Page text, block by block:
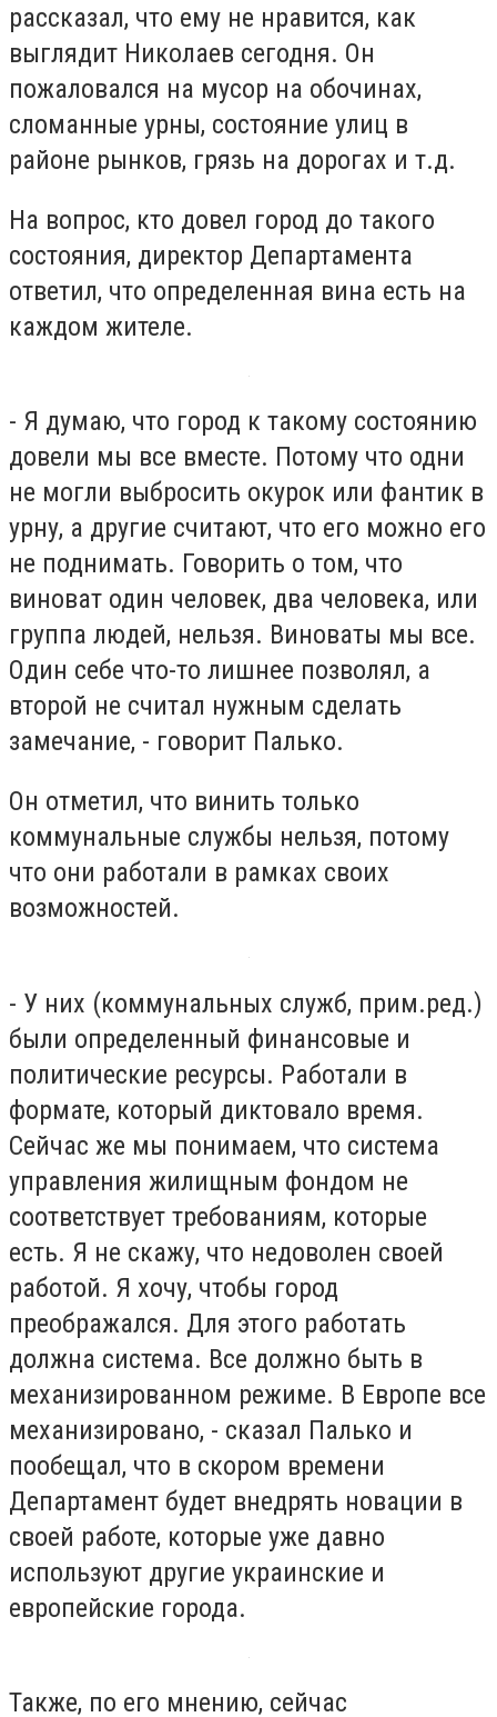
рассказал, что ему не нравится, как
выглядит Николаев сегодня. Он
пожаловался на мусор на обочинах,
сломанные урны, состояние улиц в
районе рынков, грязь на дорогах и т.д.
На вопрос, кто довел город до такого
состояния, директор Департамента
ответил, что определенная вина есть на
каждом жителе.
- Я думаю, что город к такому состоянию
довели мы все вместе. Потому что одни
не могли выбросить окурок или фантик в
урну, а другие считают, что его можно его
не поднимать. Говорить о том, что
виноват один человек, два человека, или
группа людей, нельзя. Виноваты мы все.
Один себе что-то лишнее позволял, а
второй не считал нужным сделать
замечание, - говорит Палько.
Он отметил, что винить только
коммунальные службы нельзя, потому
что они работали в рамках своих
возможностей.
- У них (коммунальных служб, прим.ред.)
были определенный финансовые и
политические ресурсы. Работали в
формате, который диктовало время.
Сейчас же мы понимаем, что система
управления жилищным фондом не
соответствует требованиям, которые
есть. Я не скажу, что недоволен своей
работой. Я хочу, чтобы город
преображался. Для этого работать
должна система. Все должно быть в
механизированном режиме. В Европе все
механизировано, - сказал Палько и
пообещал, что в скором времени
Департамент будет внедрять новации в
своей работе, которые уже давно
используют другие украинские и
европейские города.
Также, по его мнению, сейчас